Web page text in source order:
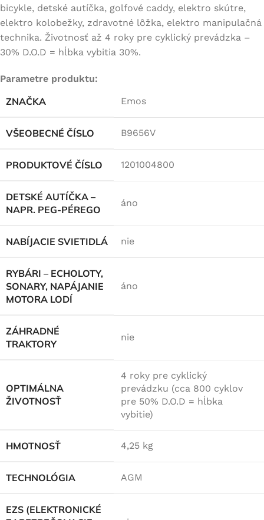
bicykle, detské autíčka, golfové caddy, elektro skútre,
elektro kolobežky, zdravotné lôžka, elektro manipulačná
technika. Životnosť až 4 roky pre cyklický prevádzka –
30% D.O.D = hĺbka vybitia 30%.
Parametre produktu:
ZNAČKA Emos
VŠEOBECNÉ ČÍSLO B9656V
PRODUKTOVÉ ČÍSLO 1201004800
DETSKÉ AUTÍČKA –
NAPR. PEG-PÉREGO
áno
NABÍJACIE SVIETIDLÁ nie
RYBÁRI – ECHOLOTY,
SONARY, NAPÁJANIE
MOTORA LODÍ
áno
ZÁHRADNÉ
TRAKTORY
nie
OPTIMÁLNA
ŽIVOTNOSŤ
4 roky pre cyklický
prevádzku (cca 800 cyklov
pre 50% D.O.D = hĺbka
vybitie)
HMOTNOSŤ 4,25 kg
TECHNOLÓGIA AGM
EZS (ELEKTRONICKÉ